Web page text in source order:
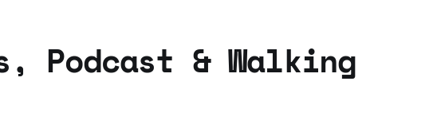
& Walking